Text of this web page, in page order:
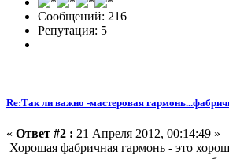
Сообщений: 216
Репутация: 5
Re:Так ли важно -мастеровая
« Ответ #2 : 21 Апреля 2012, 00:14:49 »
Хорошая фабричная гармонь - это